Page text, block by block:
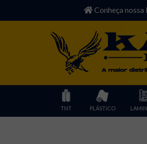
Conheça nossa
TNT PLÁSTICO